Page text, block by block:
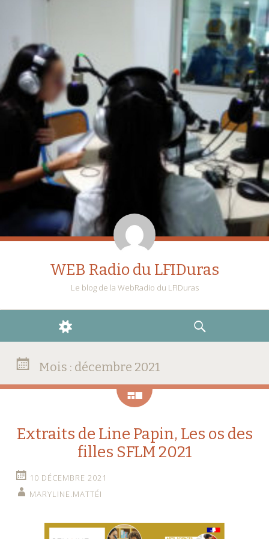
WEB Radio du LFIDuras
Le blog de la WebRadio du LFIDuras
WIDGETS
RECHERCHE
Mois : décembre 2021
Galerie
Extraits de Line Papin, Les os des
filles SFLM 2021
10 DÉCEMBRE 2021
MARYLINE.MATTÉI